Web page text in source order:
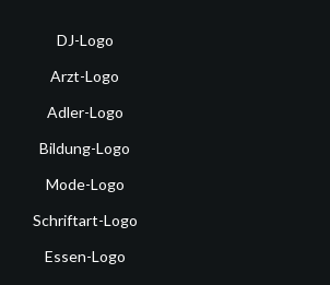
DJ-Logo
Arzt-Logo
Adler-Logo
Bildung-Logo
Mode-Logo
Schriftart-Logo
Essen-Logo